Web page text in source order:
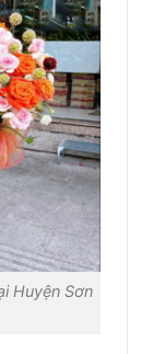
Huyện Sơn